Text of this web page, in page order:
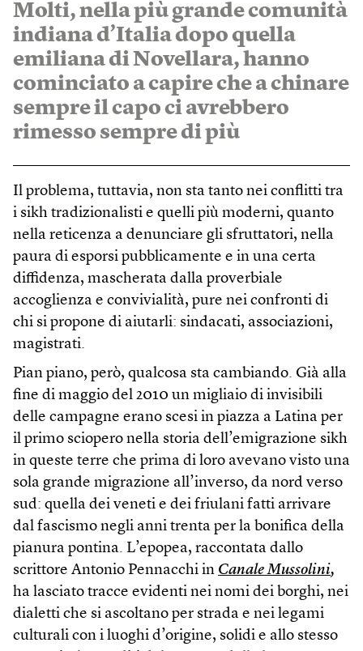
Molti, nella più grande comunità
indiana d’Italia dopo quella
emiliana di Novellara, hanno
cominciato a capire che a chinare
sempre il capo ci avrebbero
rimesso sempre di più
Il problema, tuttavia, non sta tanto nei conflitti tra
i sikh tradizionalisti e quelli più moderni, quanto
nella reticenza a denunciare gli sfruttatori, nella
paura di esporsi pubblicamente e in una certa
diffidenza, mascherata dalla proverbiale
accoglienza e convivialità, pure nei confronti di
chi si propone di aiutarli: sindacati, associazioni,
magistrati.
Pian piano, però, qualcosa sta cambiando. Già alla
fine di maggio del 2010 un migliaio di invisibili
delle campagne erano scesi in piazza a Latina per
il primo sciopero nella storia dell’emigrazione sikh
in queste terre che prima di loro avevano visto una
sola grande migrazione all’inverso, da nord verso
sud: quella dei veneti e dei friulani fatti arrivare
dal fascismo negli anni trenta per la bonifica della
pianura pontina. L’epopea, raccontata dallo
scrittore Antonio Pennacchi in Canale Mussolini,
ha lasciato tracce evidenti nei nomi dei borghi, nei
dialetti che si ascoltano per strada e nei legami
culturali con i luoghi d’origine, solidi e allo stesso